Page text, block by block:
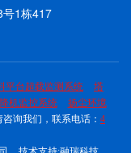
号1栋417
平台超载监测系统
塔
机监控系统
扬尘环境
询我们，联系电话： 4